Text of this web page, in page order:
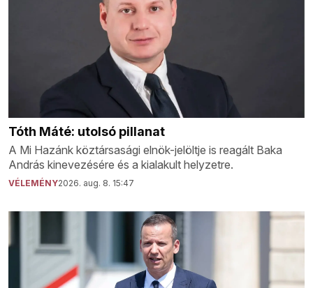
Tóth Máté: utolsó pillanat
A Mi Hazánk köztársasági elnök-jelöltje is reagált Baka
András kinevezésére és a kialakult helyzetre.
VÉLEMÉNY2026. aug. 8. 15:47